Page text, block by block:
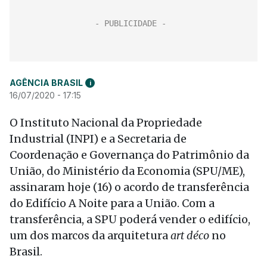
AGÊNCIA BRASIL i
16/07/2020 - 17:15
O Instituto Nacional da Propriedade
Industrial (INPI) e a Secretaria de
Coordenação e Governança do Patrimônio da
União, do Ministério da Economia (SPU/ME),
assinaram hoje (16) o acordo de transferência
do Edifício A Noite para a União. Com a
transferência, a SPU poderá vender o edifício,
um dos marcos da arquiteturaart déco no
Brasil.